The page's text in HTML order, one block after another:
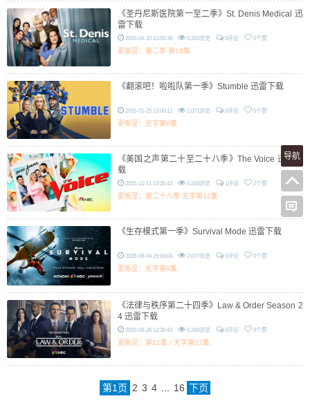
《圣丹尼斯医院第一至二季》St. Denis Medical 迅
雷下载
2026-04-10 13:00:39 5,283浏览 0评论 0个赞
更新至：第二季 第18集
《翻滚吧！啦啦队第一季》Stumble 迅雷下载
2026-01-25 13:00:12 2,071浏览 0评论 0个赞
更新至：无字第8集
《美国之声第二十至二十八季》The Voice 迅雷下
载
2025-11-11 13:20:43 4,218浏览 1评论 2个赞
更新至：第二十八季 无字第12集
《生存模式第一季》Survival Mode 迅雷下载
2025-09-04 15:00:04 2,677浏览 0评论 0个赞
更新至：无字第9集
《法律与秩序第二十四季》Law & Order Season 2
4 迅雷下载
2025-08-26 12:30:43 6,260浏览 0评论 0个赞
更新至：第21集 / 无字第22集
第1 页 2 3 4 16 下页
导航